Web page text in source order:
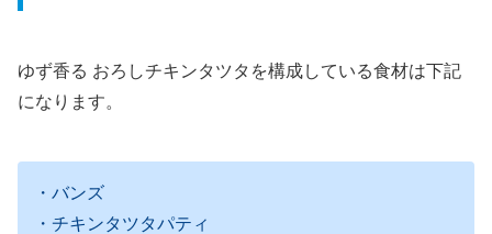
ゆず香る おろしチキンタツタを構成している食材は下記
になります。
・バンズ
・チキンタツタパティ